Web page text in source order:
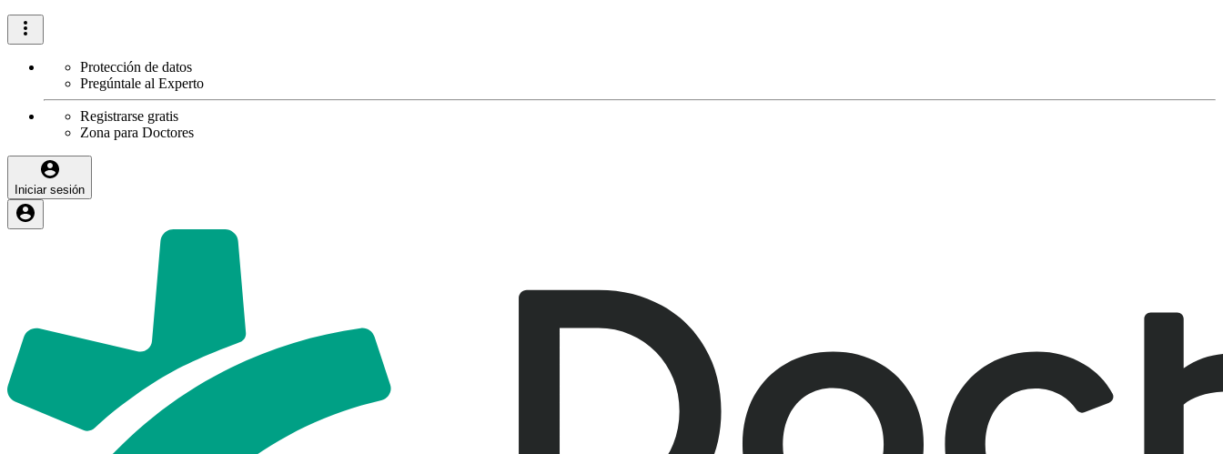
Protección de datos
Pregúntale al Experto
Registrarse gratis
Zona para Doctores
Iniciar sesión